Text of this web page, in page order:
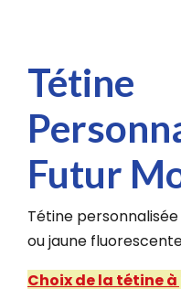
Tétine
Futur
Tétine
ou jaune
Choix de la tétine